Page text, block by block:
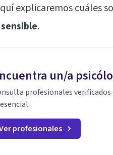
explicaremos cuáles
.
un/a
profesionales
profesionales